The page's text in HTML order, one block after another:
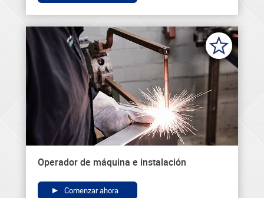
Operador de máquina e instalación
Comenzar ahora